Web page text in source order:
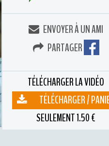
ENVOYER À UN AMI
PARTAGER
TÉLÉCHARGER LA VIDÉO
TÉLÉCHARGER /
SEULEMENT 1.50 €